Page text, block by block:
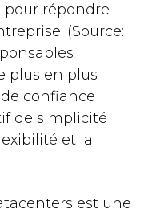
pour répondre
(Source:
plus en plus
confiance
de simplicité
et la
est une